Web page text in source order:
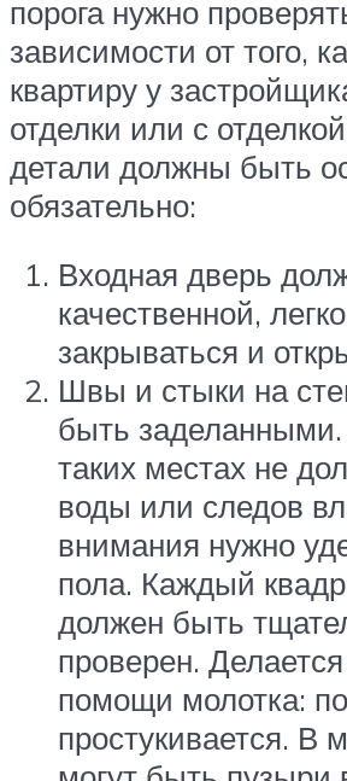
порога нужно
зависимости от того,
квартиру у
отделки или с
детали должны быть
обязательно:
Входная дверь
качественной, легко
закрываться и
Швы и стыки на
быть
таких местах не
воды или следов
внимания нужно
пола. Каждый
должен быть
проверен.
помощи молотка:
простукивается. В